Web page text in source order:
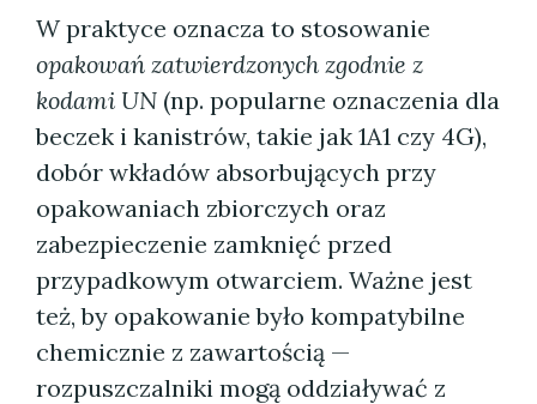
W praktyce oznacza to stosowanie
opakowań zatwierdzonych zgodnie z
kodami UN (np. popularne oznaczenia dla
beczek i kanistrów, takie jak 1A1 czy 4G),
dobór wkładów absorbujących przy
opakowaniach zbiorczych oraz
zabezpieczenie zamknięć przed
przypadkowym otwarciem. Ważne jest
też, by opakowanie było kompatybilne
chemicznie z zawartością —
rozpuszczalniki mogą oddziaływać z